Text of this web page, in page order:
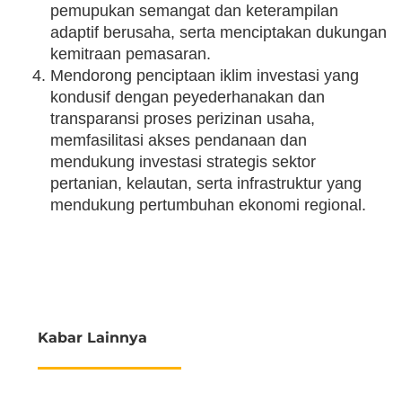
pemupukan semangat dan keterampilan
adaptif berusaha, serta menciptakan dukungan
kemitraan pemasaran.
Mendorong penciptaan iklim investasi yang
kondusif dengan peyederhanakan dan
transparansi proses perizinan usaha,
memfasilitasi akses pendanaan dan
mendukung investasi strategis sektor
pertanian, kelautan, serta infrastruktur yang
mendukung pertumbuhan ekonomi regional.
Kabar Lainnya